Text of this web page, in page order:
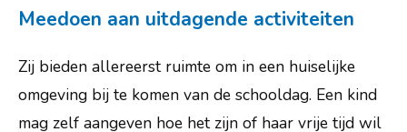
Meedoen aan uitdagende activiteiten
Zij bieden allereerst ruimte om in een huiselijke
omgeving bij te komen van de schooldag. Een kind
mag zelf aangeven hoe het zijn of haar vrije tijd wil